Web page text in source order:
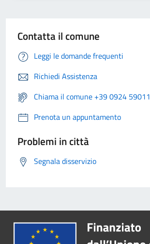
Contatta il comune
Leggi le domande frequenti
Richiedi Assistenza
Chiama il comune +39 0924
Prenota un appuntamento
Problemi in città
Segnala disservizio